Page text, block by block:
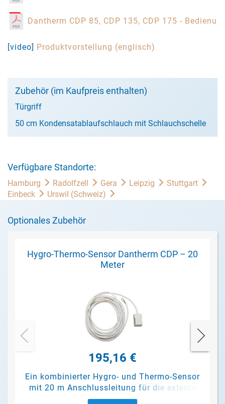
Dantherm CDP 85, CDP 135, CDP 175 -
[video] Produktvorstellung (englisch)
Zubehör (im Kaufpreis enthalten)
Türgriff
50 cm Kondensatablaufschlauch mit Schlauchschelle
Verfügbare Standorte:
Hamburg Radolfzell Gera Leipzig
Stuttgart
Einbeck
Urswil (Schweiz)
Optionales Zubehör
Hygro-Thermo-Sensor Dantherm CDP – 20
Meter
195,16 €
Ein kombinierter Hygro- und Thermo-Sensor
mit 20 m Anschlussleitung für die externe
Steuerung der Schwimmbadentfeuchter